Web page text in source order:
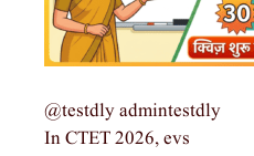
@testdly admintestdly
In CTET 2026, evs